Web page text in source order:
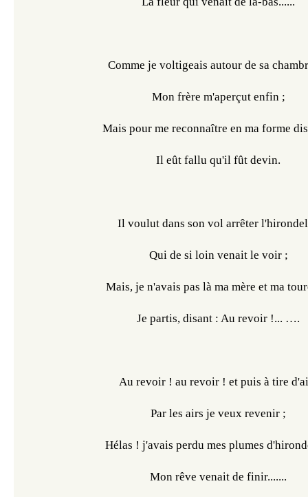
Comme je voltigeais autour de sa
Mon frère m'aperçut enfin ;
Mais pour me reconnaître en ma forme
Il eût fallu qu'il fût devin.
Il voulut dans son vol arrêter
Qui de si loin venait le voir ;
Mais, je n'avais pas là ma mère et ma
Je partis, disant : Au revoir !... ….
Au revoir ! au revoir ! et puis à tire
Par les airs je veux revenir ;
Hélas ! j'avais perdu mes plumes
Mon rêve venait de finir.......